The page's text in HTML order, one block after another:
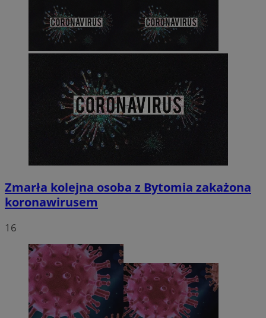
Zmarła kolejna osoba z Bytomia zakażona
koronawirusem
16